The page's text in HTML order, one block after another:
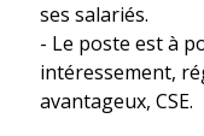
ses salariés.
- Le poste est à
intéressement,
avantageux, CSE.